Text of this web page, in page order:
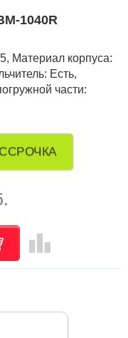
1040R
Материал корпуса:
Есть,
части:
leaderboard